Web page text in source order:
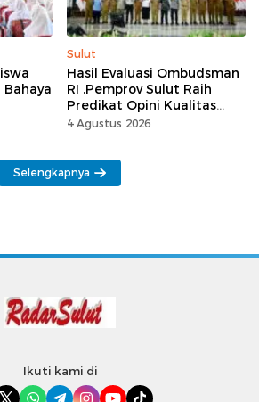
Sulut
Hasil Evaluasi Ombudsman
RI ,Pemprov Sulut Raih
Predikat Opini Kualitas
Tinggi Tanpa
4 Agustus 2026
Selengkapnya
Ikuti kami di